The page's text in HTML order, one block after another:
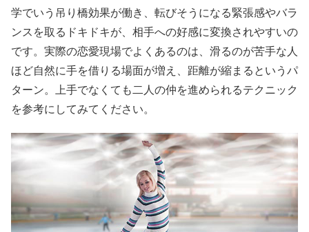
学でいう吊り橋効果が働き、転びそうになる緊張感やバラ
ンスを取るドキドキが、相手への好感に変換されやすいの
です。実際の恋愛現場でよくあるのは、滑るのが苦手な人
ほど自然に手を借りる場面が増え、距離が縮まるというパ
ターン。上手でなくても二人の仲を進められるテクニック
を参考にしてみてください。